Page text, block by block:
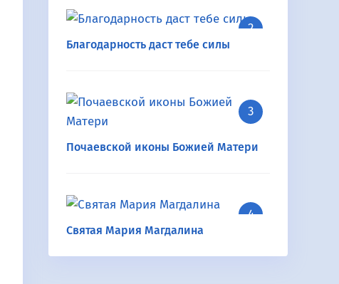
Благодарность даст тебе силы
Почаевской иконы Божией Матери
Святая Мария Магдалина